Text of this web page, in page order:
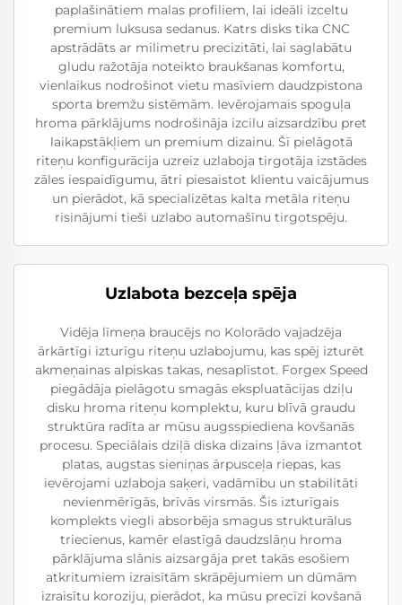
paplašinātiem malas profiliem, lai ideāli izceltu
premium luksusa sedanus. Katrs disks tika CNC
apstrādāts ar milimetru precizitāti, lai saglabātu
gludu ražotāja noteikto braukšanas komfortu,
vienlaikus nodrošinot vietu masīviem daudzpistona
sporta bremžu sistēmām. Ievērojamais spoguļa
hroma pārklājums nodrošināja izcilu aizsardzību pret
laikapstākļiem un premium dizainu. Šī pielāgotā
riteņu konfigurācija uzreiz uzlaboja tirgotāja izstādes
zāles iespaidīgumu, ātri piesaistot klientu vaicājumus
un pierādot, kā specializētas kalta metāla riteņu
risinājumi tieši uzlabo automašīnu tirgotspēju.
Uzlabota bezceļa spēja
Vidēja līmeņa braucējs no Kolorādo vajadzēja
ārkārtīgi izturīgu riteņu uzlabojumu, kas spēj izturēt
akmeņainas alpiskas takas, nesaplīstot. Forgex Speed
piegādāja pielāgotu smagās ekspluatācijas dziļu
disku hroma riteņu komplektu, kuru blīvā graudu
struktūra radīta ar mūsu augsspiediena kovšanās
procesu. Speciālais dziļā diska dizains ļāva izmantot
platas, augstas sieniņas ārpusceļa riepas, kas
ievērojami uzlaboja saķeri, vadāmību un stabilitāti
nevienmērīgās, brīvās virsmās. Šis izturīgais
komplekts viegli absorbēja smagus strukturālus
triecienus, kamēr elastīgā daudzslāņu hroma
pārklājuma slānis aizsargāja pret takās esošiem
atkritumiem izraisītām skrāpējumiem un dūmām
izraisītu koroziju, pierādot, ka mūsu precīzi kovšanā